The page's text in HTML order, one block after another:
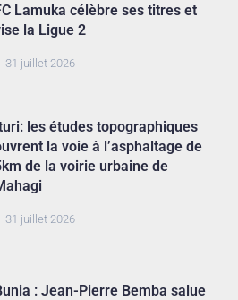
31 juillet 2026
Lamuka célèbre ses titres et
la Ligue 2
31 juillet 2026
les études topographiques
la voie à l’asphaltage de
de la voirie urbaine de
: Jean-Pierre Bemba salue